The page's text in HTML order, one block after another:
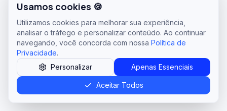
Usamos cookies 🍪
Utilizamos cookies para melhorar sua experiência,
analisar o tráfego e personalizar conteúdo. Ao continuar
navegando, você concorda com nossa Política de
Privacidade.
Personalizar
Apenas Essenciais
Aceitar Todos